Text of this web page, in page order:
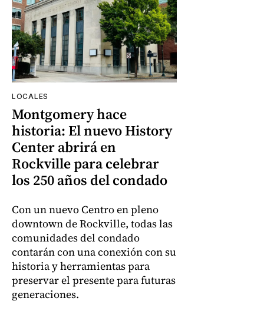
LOCALES
Montgomery hace
historia: El nuevo History
Center abrirá en
Rockville para celebrar
los 250 años del condado
Con un nuevo Centro en pleno
downtown de Rockville, todas las
comunidades del condado
contarán con una conexión con su
historia y herramientas para
preservar el presente para futuras
generaciones.